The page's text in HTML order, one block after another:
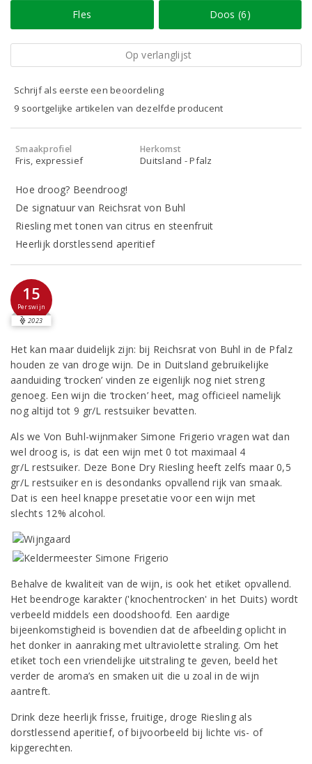
Fles Doos (6)
Op verlanglijst
Schrijf als eerste een beoordeling
9 soortgelijke artikelen van dezelfde producent
Smaakprofiel
Fris, expressief
Herkomst
Duitsland - Pfalz
Hoe droog? Beendroog!
De signatuur van Reichsrat von Buhl
Riesling met tonen van citrus en steenfruit
Heerlijk dorstlessend aperitief
15
Perswijn
2023
Het kan maar duidelijk zijn: bij Reichsrat von Buhl in de Pfalz
houden ze van droge wijn. De in Duitsland gebruikelijke
aanduiding ‘trocken’ vinden ze eigenlijk nog niet streng
genoeg. Een wijn die ‘trocken’ heet, mag officieel namelijk
nog altijd tot 9 gr/L restsuiker bevatten.
Als we Von Buhl-wijnmaker Simone Frigerio vragen wat dan
wel droog is, is dat een wijn met 0 tot maximaal 4
gr/L restsuiker. Deze Bone Dry Riesling heeft zelfs maar 0,5
gr/L restsuiker en is desondanks opvallend rijk van smaak.
Dat is een heel knappe presetatie voor een wijn met
slechts 12% alcohol.
Behalve de kwaliteit van de wijn, is ook het etiket opvallend.
Het beendroge karakter ('knochentrocken' in het Duits) wordt
verbeeld middels een doodshoofd. Een aardige
bijeenkomstigheid is bovendien dat de afbeelding oplicht in
het donker in aanraking met ultraviolette straling. Om het
etiket toch een vriendelijke uitstraling te geven, beeld het
verder de aroma’s en smaken uit die u zoal in de wijn
aantreft.
Drink deze heerlijk frisse, fruitige, droge Riesling als
dorstlessend aperitief, of bijvoorbeeld bij lichte vis- of
kipgerechten.